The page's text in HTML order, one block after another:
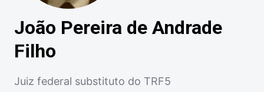
João Pereira de Andrade
Filho
Juiz federal substituto do TRF5